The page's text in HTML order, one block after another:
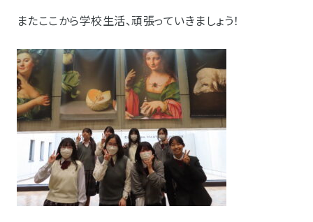
またここから学校生活、頑張っていきましょう！